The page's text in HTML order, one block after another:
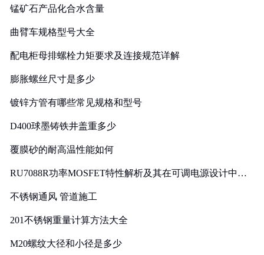
锰矿石产品化合水含量
曲臂车规格型号大全
配电柜母排螺栓力矩要求及连接规范详解
膨胀螺丝尺寸是多少
镀锌方管有哪些常见规格和型号
D400球墨铸铁井盖重多少
覆膜砂的耐高温性能如何
RU7088R功率MOSFET特性解析及其在可调电源设计中的
不锈钢通风 管道施工
201不锈钢重量计算方法大全
M20螺纹大径和小径是多少